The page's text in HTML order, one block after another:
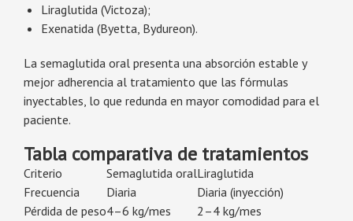
Liraglutida (Victoza);
Exenatida (Byetta, Bydureon).
La semaglutida oral presenta una absorción estable y
mejor adherencia al tratamiento que las fórmulas
inyectables, lo que redunda en mayor comodidad para el
paciente.
Tabla comparativa de tratamientos
Criterio Semaglutida oralLiraglutida
Frecuencia
Diaria
Diaria (inyección)
Pérdida de peso4–6 kg/mes
2–4 kg/mes